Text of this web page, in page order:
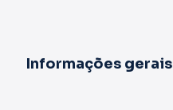
Informações gerais